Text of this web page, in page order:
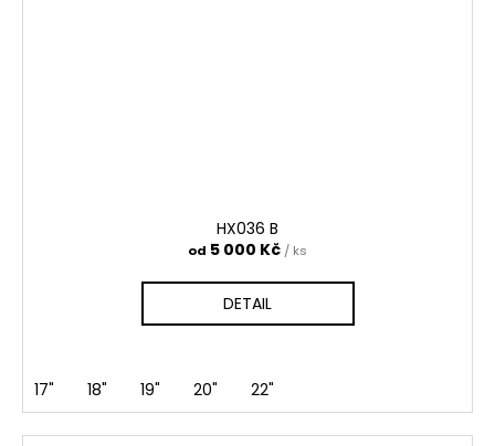
HX036 B
od 5 000 Kč / ks
DETAIL
17" 18" 19" 20" 22"